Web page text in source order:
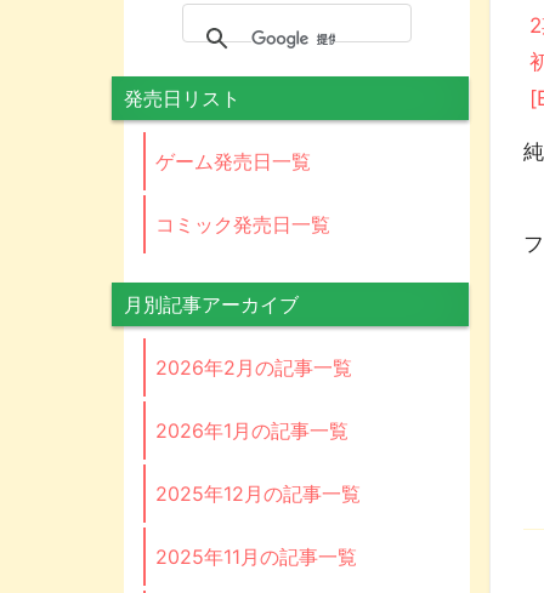
発売日リスト
ゲーム発売日一覧
コミック発売日一覧
月別記事アーカイブ
2026年2月の記事一覧
2026年1月の記事一覧
2025年12月の記事一覧
2025年11月の記事一覧